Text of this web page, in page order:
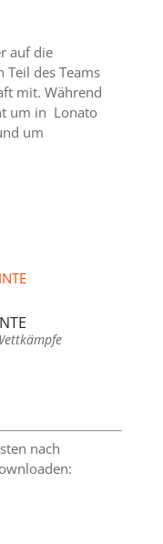
auf die
Teil des Teams
mit. Während
um in Lonato
um
nach